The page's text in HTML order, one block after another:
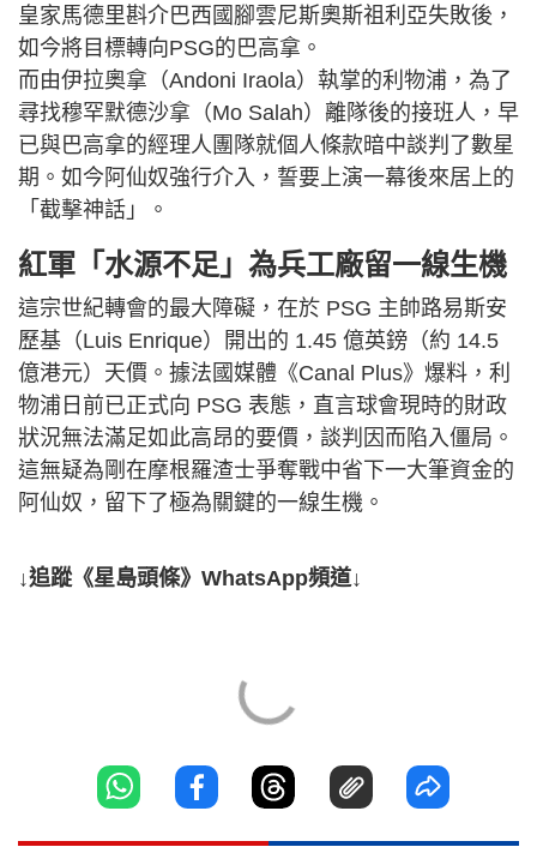
皇家馬德里斟介巴西國腳雲尼斯奧斯祖利亞失敗後，
如今將目標轉向PSG的巴高拿。
而由伊拉奧拿（Andoni Iraola）執掌的利物浦，為了
尋找穆罕默德沙拿（Mo Salah）離隊後的接班人，早
已與巴高拿的經理人團隊就個人條款暗中談判了數星
期。如今阿仙奴強行介入，誓要上演一幕後來居上的
「截擊神話」。
紅軍「水源不足」為兵工廠留一線生機
這宗世紀轉會的最大障礙，在於 PSG 主帥路易斯安
歷基（Luis Enrique）開出的 1.45 億英鎊（約 14.5
億港元）天價。據法國媒體《Canal Plus》爆料，利
物浦日前已正式向 PSG 表態，直言球會現時的財政
狀況無法滿足如此高昂的要價，談判因而陷入僵局。
這無疑為剛在摩根羅渣士爭奪戰中省下一大筆資金的
阿仙奴，留下了極為關鍵的一線生機。
↓追蹤《星島頭條》WhatsApp頻道↓